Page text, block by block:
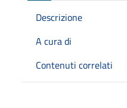
Descrizione
A cura di
Contenuti correlati